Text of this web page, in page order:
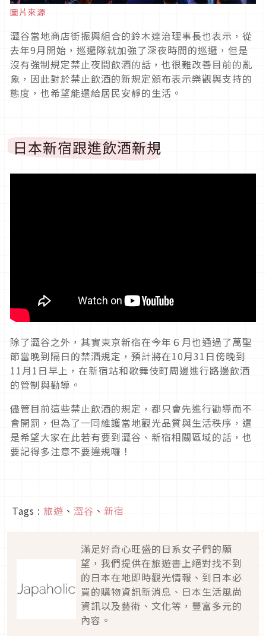
圖片來源
澀谷當地商店街振興組合的鈴木達治理事長也表示，從
去年9月開始，巡邏隊就加強了深夜時間的巡邏，但是
沒有強制規定禁止夜間飲酒的話，也很難改善目前的亂
象，因此對於禁止飲酒的新規定頒布表示樂觀與支持的
態度，也希望能還給居民安靜的生活。
日本新宿跟進飲酒新規
除了澀谷之外，其實東京新宿在今年６月也通過了萬聖
節當晚到隔日的禁酒規定，預計將在10月31日傍晚到
11月1日早上，在新宿站和歌舞伎町周邊進行路邊飲酒
的管制與勸導。
儘管目前這些禁止飲酒的規定，都只會先進行勸導而不
會開罰，但為了一同維護當地觀光品質與生活秩序，還
是希望大家在此若有要到澀谷、新宿相關區域的話，也
要記得多注意不要違規囉！
Tags : 旅遊 、 澀谷 、 新宿
滿足好奇心旺盛的日系女子們的願
望，我們提供在旅遊書上絕對找不到
的日本在地即時觀光情報、到日本必
買的購物資訊新消息、日本生活風尚
資訊以及藝術、文化等，豐富多元的
內容。